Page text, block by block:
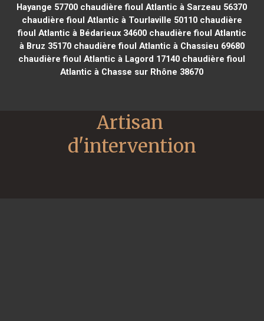
Hayange 57700 chaudière fioul Atlantic à Sarzeau 56370
chaudière fioul Atlantic à Tourlaville 50110chaudière
fioul Atlantic à Bédarieux 34600chaudière fioul Atlantic
à Bruz 35170chaudière fioul Atlantic à Chassieu 69680
chaudière fioul Atlantic à Lagord 17140 chaudière fioul
Atlantic à Chasse sur Rhône 38670
Artisan
d'intervention